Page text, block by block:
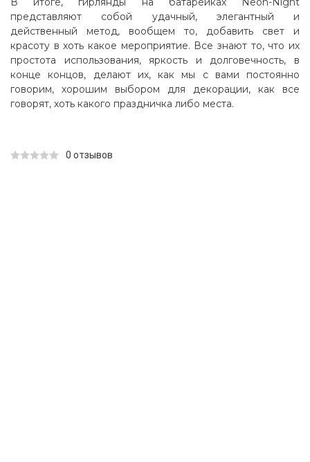
представляют собой удачный, элегантный и
действенный метод, вообщем то, добавить свет и
красоту в хоть какое мероприятие. Все знают то, что их
простота использования, яркость и долговечность, в
конце концов, делают их, как мы с вами постоянно
говорим, хорошим выбором для декорации, как все
говорят, хоть какого праздничка либо места.
0 отзывов